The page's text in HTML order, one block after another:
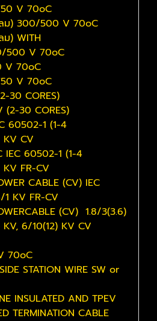
V 70๐C
ม) 300/500 V 70๐C
ม) WITH
500 V 70๐C
V 70๐C
V 70๐C
30 CORES)
30 CORES)
60502-1 (1-4
KV CV
IEC 60502-1 (1-4
KV FR-CV
CABLE (CV) IEC
KV FR-CV
(CV) 1.8/3(3.6)
6/10(12) KV CV
70๐C
STATION WIRE SW or
INSULATED AND TPEV
TERMINATION CABLE